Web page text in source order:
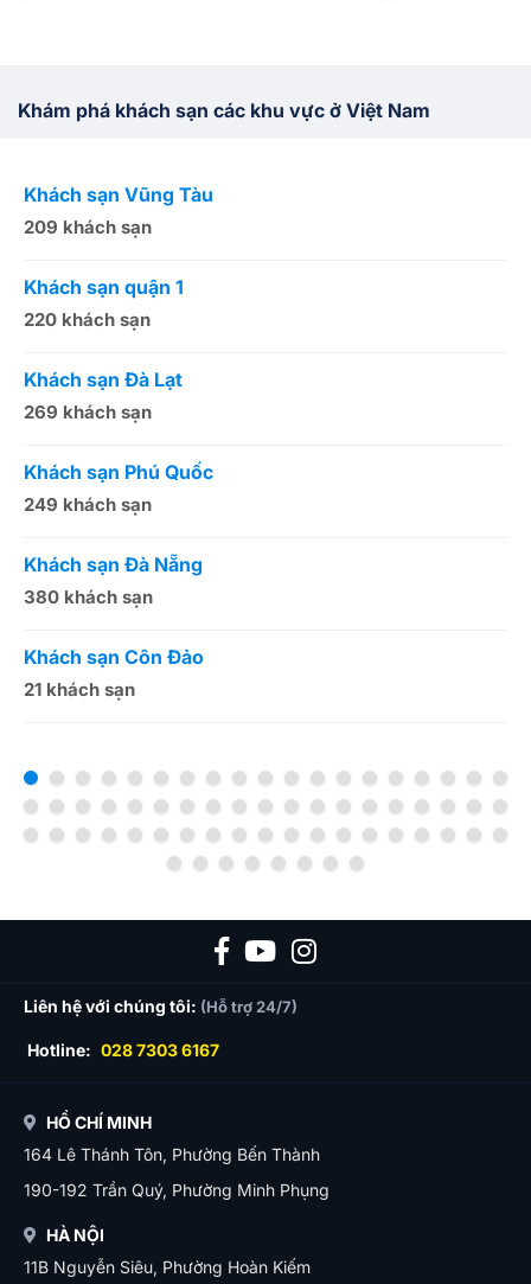
Khám phá khách sạn các khu vực ở Việt Nam
Khách sạn Vũng Tàu
209 khách sạn
Khách sạn quận 1
220 khách sạn
Khách sạn Đà Lạt
269 khách sạn
Khách sạn Phú Quốc
249 khách sạn
Khách sạn Đà Nẵng
380 khách sạn
Khách sạn Côn Đảo
21 khách sạn
Liên hệ với chúng tôi: (Hỗ trợ 24/7)
Hotline: 028 7303 6167
HỒ CHÍ MINH
164 Lê Thánh Tôn, Phường Bến Thành
190-192 Trần Quý, Phường Minh Phụng
HÀ NỘI
11B Nguyễn Siêu, Phường Hoàn Kiếm